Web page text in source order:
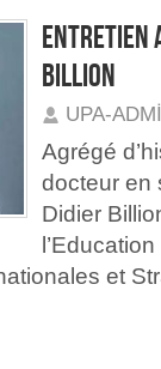
ENTRETIEN
BILLION
UPA-
Agrégé
docteur en
Didier
et